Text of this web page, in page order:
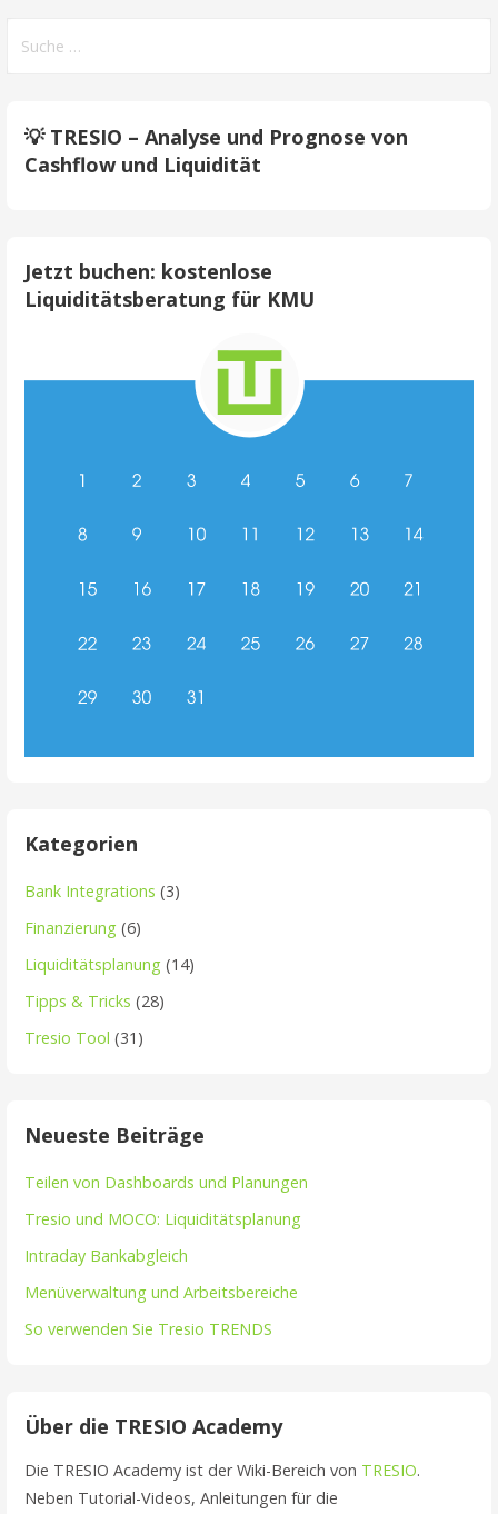
nach:
💡 TRESIO – Analyse und Prognose von
Cashflow und Liquidität
Jetzt buchen: kostenlose
Liquiditätsberatung für KMU
Kategorien
Bank Integrations (3)
Finanzierung (6)
Liquiditätsplanung (14)
Tipps & Tricks (28)
Tresio Tool (31)
Neueste Beiträge
Teilen von Dashboards und Planungen
Tresio und MOCO: Liquiditätsplanung
Intraday Bankabgleich
Menüverwaltung und Arbeitsbereiche
So verwenden Sie Tresio TRENDS
Über die TRESIO Academy
Die TRESIO Academy ist der Wiki-Bereich von TRESIO.
Neben Tutorial-Videos, Anleitungen für die